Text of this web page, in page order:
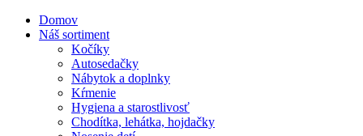
Domov
Náš sortiment
Kočíky
Autosedačky
Nábytok a doplnky
Kŕmenie
Hygiena a starostlivosť
Chodítka, lehátka, hojdačky